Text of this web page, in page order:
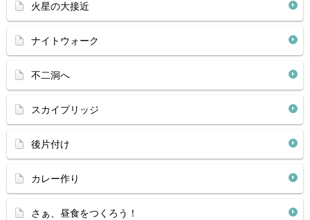
火星の大接近
ナイトウォーク
不二洞へ
スカイプリッジ
後片付け
カレー作り
さぁ、昼食をつくろう！